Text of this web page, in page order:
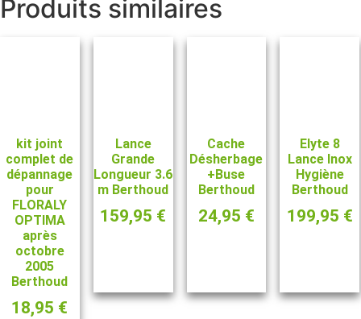
Produits similaires
kit joint
complet de
dépannage
pour
FLORALY
OPTIMA
après
octobre
2005
Berthoud
18,95 €
Lance
Grande
Longueur 3.6
m Berthoud
159,95 €
Cache
Désherbage
+Buse
Berthoud
24,95 €
Elyte 8
Lance Inox
Hygiène
Berthoud
199,95 €